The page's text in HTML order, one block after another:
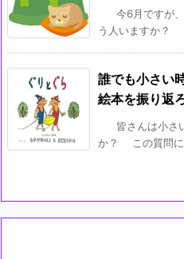
今6月ですが
う人いますか？
誰でも小さい
絵本を振り返
皆さんは小さ
か？ この質問に